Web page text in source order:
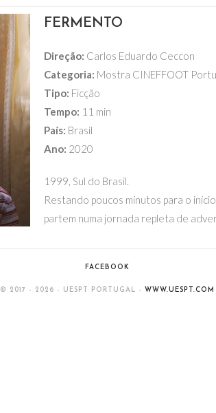
FERMENTO
Direção: Carlos Eduardo Ceccon
Categoria: Mostra CINEFFOOT
Tipo: Ficção
Tempo: 11 min
País: Brasil
Ano: 2020
1999, Sul do Brasil.
Restando poucos minutos para o
partem numa jornada repleta de
FACEBOOK
© 2017 - 2026 - UESPT PORTUGAL - WWW.UESPT.COM